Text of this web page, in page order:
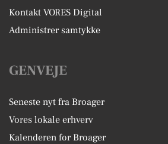
Kontakt VORES Digital
Administrer samtykke
GENVEJE
Seneste nyt fra Broager
Vores lokale erhverv
Kalenderen for Broager